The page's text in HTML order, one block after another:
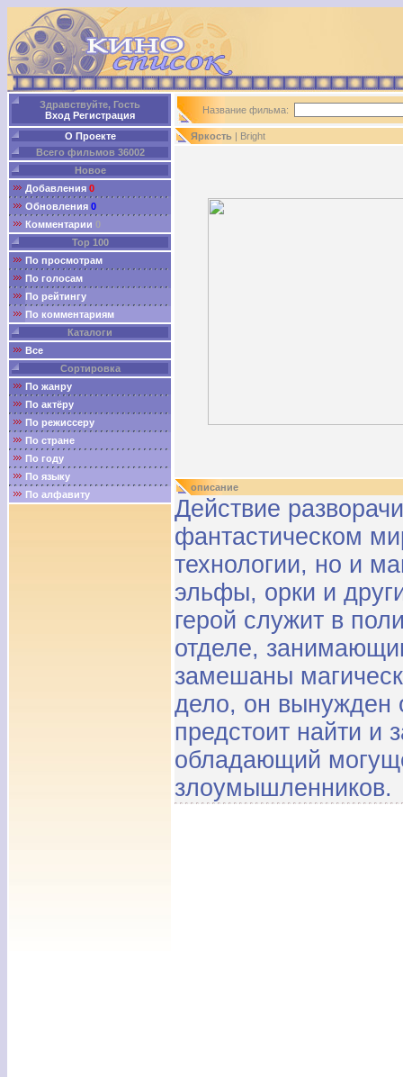
Здравствуйте, Гость
Вход Регистрация
О Проекте
Всего фильмов 36002
Новое
Добавления 0
Обновления 0
Комментарии 0
Top 100
По просмотрам
По голосам
По рейтингу
По комментариям
Каталоги
Все
Сортировка
По жанру
По актёру
По режиссеру
По стране
По году
По языку
По алфавиту
Название фильма:
Яркость | Bright
описание
Действие
фантастическом
технологии, но и
эльфы, орки и
герой служит в
отделе,
замешаны
дело, он вынужден
предстоит найти и
обладающий
злоумышленников.